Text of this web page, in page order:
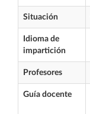
Situación
Idioma de
impartición
Profesores
Guía docente